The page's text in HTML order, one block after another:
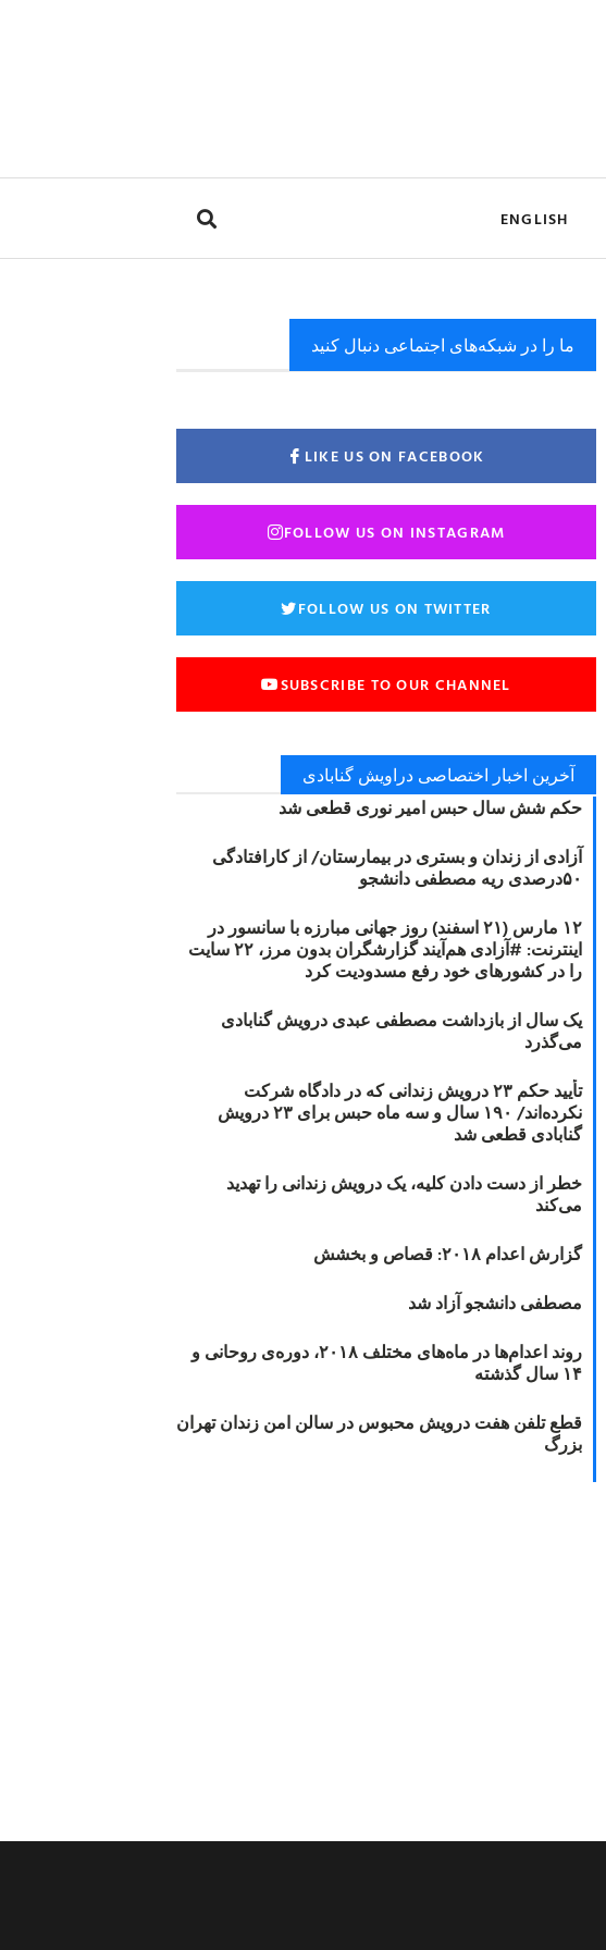
ENGLISH
ما را در شبکه‌های اجتماعی دنبال کنید
LIKE US ON FACEBOOK
FOLLOW US ON INSTAGRAM
FOLLOW US ON TWITTER
SUBSCRIBE TO OUR CHANNEL
آخرین اخبار اختصاصی دراویش گنابادی
حکم شش سال حبس امیر نوری قطعی شد
آزادی از زندان و بستری در بیمارستان/ از کارافتادگی
۵۰درصدی ریه مصطفی دانشجو
۱۲ مارس (۲۱ اسفند) روز جهانی مبارزه با سانسور در
اینترنت: #آزادی هم‌آیند گزارشگران‌ بدون مرز، ۲۲ سایت
را در کشورهای خود رفع مسدودیت کرد
یک سال از بازداشت مصطفی عبدی درویش گنابادی
می‌گذرد
تأیید حکم ۲۳ درویش زندانی که در دادگاه شرکت
نکرده‌اند/ ۱۹۰ سال و سه ماه حبس برای ۲۳ درویش
گنابادی قطعی شد
خطر از دست دادن کلیه، یک درویش زندانی را تهدید
می‌کند
گزارش اعدام ۲۰۱۸: قصاص و بخشش
مصطفی دانشجو آزاد شد
روند اعدام‌ها در ماه‌های مختلف ۲۰۱۸، دوره‌ی روحانی و
۱۴ سال گذشته
قطع تلفن هفت درویش محبوس در سالن امن زندان تهران
بزرگ